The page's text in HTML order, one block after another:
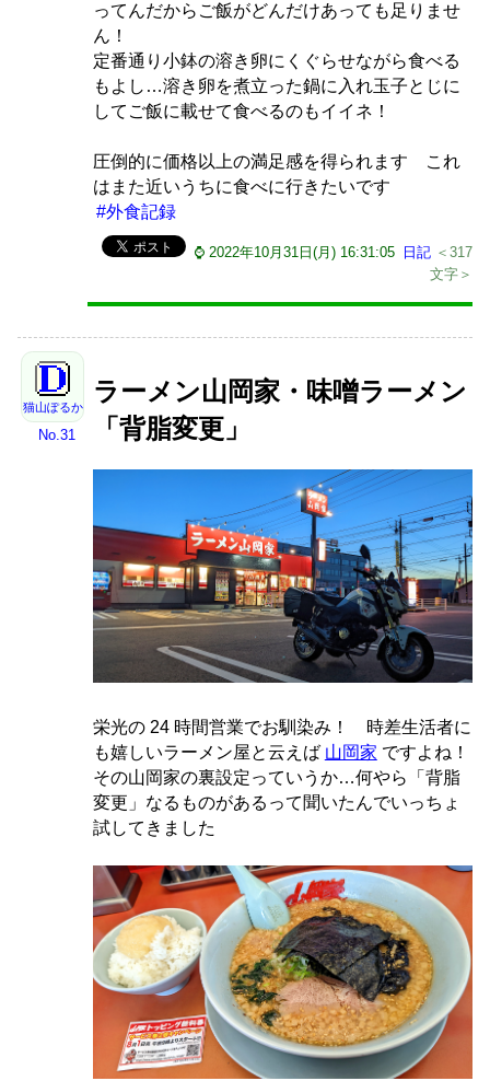
ってんだからご飯がどんだけあっても足りませ
ん！
定番通り小鉢の溶き卵にくぐらせながら食べる
もよし…溶き卵を煮立った鍋に入れ玉子とじに
してご飯に載せて食べるのもイイネ！
圧倒的に価格以上の満足感を得られます これ
はまた近いうちに食べに行きたいです
#外食記録
⌚ 2022年10月31日(月) 16:31:05 日記 ＜317
文字＞
猫山ぽるか
No.31
ラーメン山岡家・味噌ラーメン
「背脂変更」
栄光の 24 時間営業でお馴染み！ 時差生活者に
も嬉しいラーメン屋と云えば 山岡家 ですよね！
その山岡家の裏設定っていうか…何やら「背脂
変更」なるものがあるって聞いたんでいっちょ
試してきました